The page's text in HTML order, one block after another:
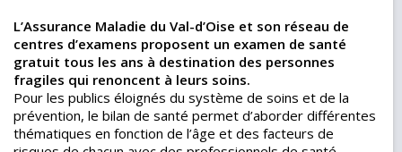
L’Assurance Maladie du Val-d’Oise et son réseau de
centres d’examens proposent un examen de santé
gratuit tous les ans à destination des personnes
fragiles qui renoncent à leurs soins.
Pour les publics éloignés du système de soins et de la
prévention, le bilan de santé permet d’aborder différentes
thématiques en fonction de l’âge et des facteurs de